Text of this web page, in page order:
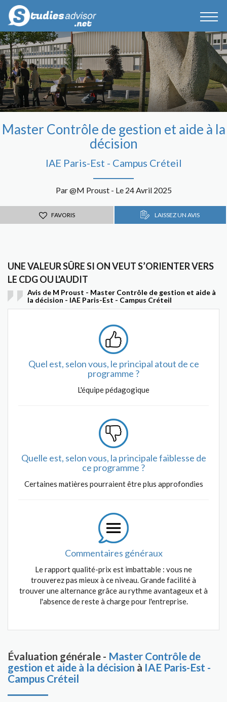
Master Contrôle de gestion et aide à la
décision
IAE Paris-Est - Campus Créteil
Par @M Proust - Le 24 Avril 2025
FAVORIS LAISSEZ UN AVIS
UNE VALEUR SÛRE SI ON VEUT S’ORIENTER VERS
LE CDG OU L'AUDIT
Avis de M Proust - Master Contrôle de gestion et aide à
la décision - IAE Paris-Est - Campus Créteil
Quel est, selon vous, le principal atout de ce
programme ?
L'équipe pédagogique
Quelle est, selon vous, la principale faiblesse de
ce programme ?
Certaines matières pourraient être plus approfondies
Commentaires généraux
Le rapport qualité-prix est imbattable : vous ne
trouverez pas mieux à ce niveau. Grande facilité à
trouver une alternance grâce au rythme avantageux et à
l'absence de reste à charge pour l'entreprise.
Évaluation générale - Master Contrôle de
gestion et aide à la décision à IAE Paris-Est -
Campus Créteil